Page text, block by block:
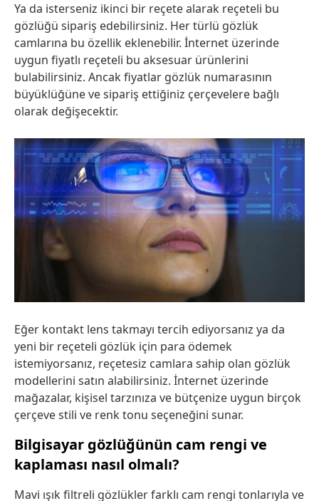
Ya da isterseniz ikinci bir reçete alarak reçeteli bu
gözlüğü sipariş edebilirsiniz. Her türlü gözlük
camlarına bu özellik eklenebilir. İnternet üzerinde
uygun fiyatlı reçeteli bu aksesuar ürünlerini
bulabilirsiniz. Ancak fiyatlar gözlük numarasının
büyüklüğüne ve sipariş ettiğiniz çerçevelere bağlı
olarak değişecektir.
Eğer kontakt lens takmayı tercih ediyorsanız ya da
yeni bir reçeteli gözlük için para ödemek
istemiyorsanız, reçetesiz camlara sahip olan gözlük
modellerini satın alabilirsiniz. İnternet üzerinde
mağazalar, kişisel tarzınıza ve bütçenize uygun birçok
çerçeve stili ve renk tonu seçeneğini sunar.
Bilgisayar gözlüğünün cam rengi ve
kaplaması nasıl olmalı?
Mavi ışık filtreli gözlükler farklı cam rengi tonlarıyla ve